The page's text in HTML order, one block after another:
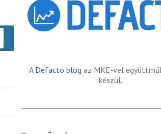
A Defacto blog az MKE-vel
készül.